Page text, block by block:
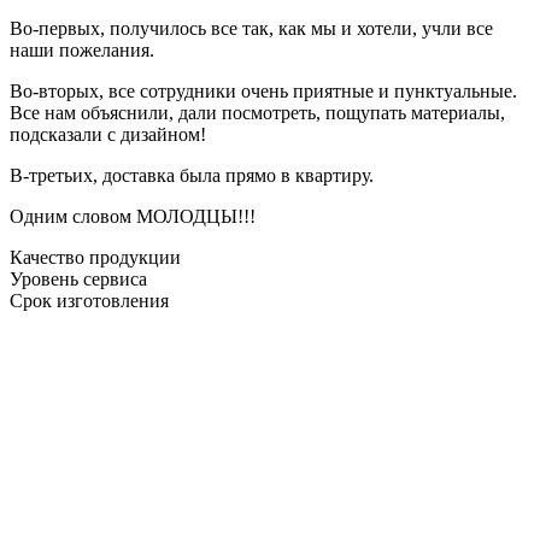
Во-первых, получилось все так, как мы и хотели, учли все
наши пожелания.
Во-вторых, все сотрудники очень приятные и пунктуальные.
Все нам объяснили, дали посмотреть, пощупать материалы,
подсказали с дизайном!
В-третьих, доставка была прямо в квартиру.
Одним словом МОЛОДЦЫ!!!
Качество продукции
Уровень сервиса
Срок изготовления